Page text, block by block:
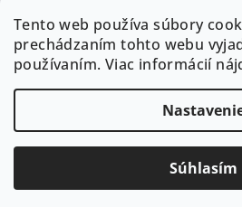
Tento web používa súbory
prechádzaním tohto webu
používaním. Viac informácií
Súhlasím
+421 918 468 475
fb.com/
adamshop.sk
Vytvoril